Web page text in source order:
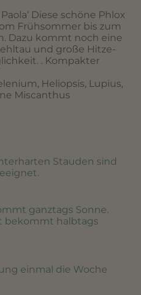
Diese schöne Phlox
Frühsommer bis zum
Dazu kommt noch eine
und große Hitze-
. Kompakter
Heliopsis, Lupius,
Miscanthus
Stauden sind
ganztags Sonne.
bekommt halbtags
einmal die Woche